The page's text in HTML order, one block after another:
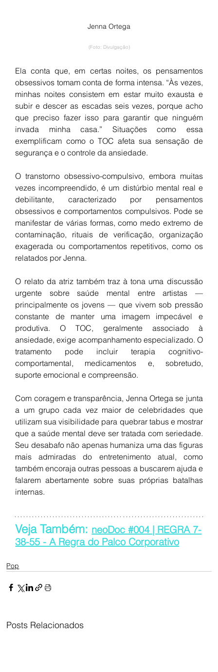
Jenna Ortega
(Foto: Divulgação)
Ela conta que, em certas noites, os pensamentos
obsessivos tomam conta de forma intensa. “Às vezes,
minhas noites consistem em estar muito exausta e
subir e descer as escadas seis vezes, porque acho
que preciso fazer isso para garantir que ninguém
invada minha casa.” Situações como essa
exemplificam como o TOC afeta sua sensação de
segurança e o controle da ansiedade.
O transtorno obsessivo-compulsivo, embora muitas
vezes incompreendido, é um distúrbio mental real e
debilitante, caracterizado por pensamentos
obsessivos e comportamentos compulsivos. Pode se
manifestar de várias formas, como medo extremo de
contaminação, rituais de verificação, organização
exagerada ou comportamentos repetitivos, como os
relatados por Jenna.
O relato da atriz também traz à tona uma discussão
urgente sobre saúde mental entre artistas —
principalmente os jovens — que vivem sob pressão
constante de manter uma imagem impecável e
produtiva. O TOC, geralmente associado à
ansiedade, exige acompanhamento especializado. O
tratamento pode incluir terapia cognitivo-
comportamental, medicamentos e, sobretudo,
suporte emocional e compreensão.
Com coragem e transparência, Jenna Ortega se junta
a um grupo cada vez maior de celebridades que
utilizam sua visibilidade para quebrar tabus e mostrar
que a saúde mental deve ser tratada com seriedade.
Seu desabafo não apenas humaniza uma das figuras
mais admiradas do entretenimento atual, como
também encoraja outras pessoas a buscarem ajuda e
falarem abertamente sobre suas próprias batalhas
internas.
Veja Também: neoDoc #004 | REGRA 7-
38-55 - A Regra do Palco Corporativo
Pop
Posts Relacionados